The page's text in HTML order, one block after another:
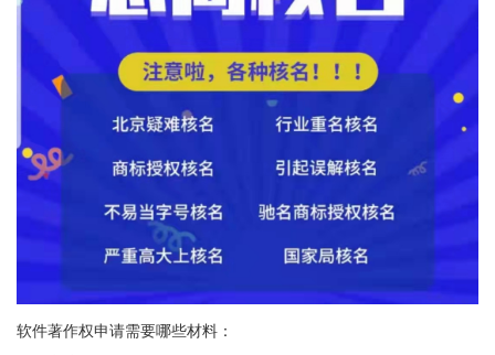
软件著作权申请需要哪些材料：